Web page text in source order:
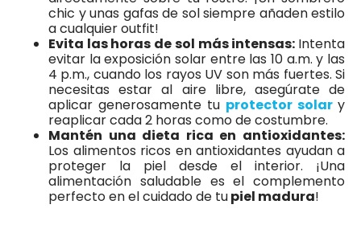
chic y unas gafas de sol siempre añaden estilo
a cualquier outfit!
Evita las horas de sol más intensas: Intenta
evitar la exposición solar entre las 10 a.m. y las
4 p.m., cuando los rayos UV son más fuertes. Si
necesitas estar al aire libre, asegúrate de
aplicar generosamente tu protector solar y
reaplicar cada 2 horas como de costumbre.
Mantén una dieta rica en antioxidantes:
Los alimentos ricos en antioxidantes ayudan a
proteger la piel desde el interior. ¡Una
alimentación saludable es el complemento
perfecto en el cuidado de tupiel madura!